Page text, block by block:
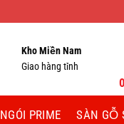
Kho Miền Nam
Giao hàng tỉnh
NGÓI PRIME SÀN GỖ